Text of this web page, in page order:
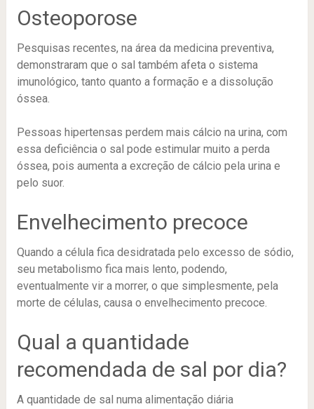
Osteoporose
Pesquisas recentes, na área da medicina preventiva,
demonstraram que o sal também afeta o sistema
imunológico, tanto quanto a formação e a dissolução
óssea.
Pessoas hipertensas perdem mais cálcio na urina, com
essa deficiência o sal pode estimular muito a perda
óssea, pois aumenta a excreção de cálcio pela urina e
pelo suor.
Envelhecimento precoce
Quando a célula fica desidratada pelo excesso de sódio,
seu metabolismo fica mais lento, podendo,
eventualmente vir a morrer, o que simplesmente, pela
morte de células, causa o envelhecimento precoce.
Qual a quantidade
recomendada de sal por dia?
A quantidade de sal numa alimentação diária